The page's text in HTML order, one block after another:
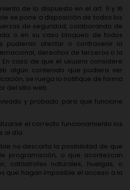
de lo dispuesto en el art. 11 y 16
se pone a disposición de todos los
de seguridad, colaborando de
o en su caso bloqueo de todos
pudieran afectar o contravenir la
derechos de terceros o la
caso de que el usuario considere
algún contenido que pudiera ser
se ruega lo notifique de forma
del sitio web.
y probado para que funcione
el correcto funcionamiento los
al día.
no descarta la posibilidad de que
programación, o que acontezcan
catástrofes naturales, huelgas, o
que hagan imposible el acceso a la